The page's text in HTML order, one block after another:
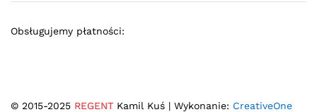
© 2015-2025 REGENT Kamil Kuś | Wykonanie: CreativeOne
Obsługujemy płatności: